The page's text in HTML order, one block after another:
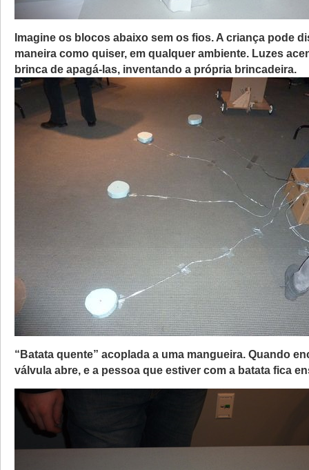
Imagine os blocos abaixo sem os fios. A criança pode
maneira como quiser, em qualquer ambiente. Luzes
brinca de apagá-las, inventando a própria brincadeira.
“Batata quente” acoplada a uma mangueira. Quando
válvula abre, e a pessoa que estiver com a batata fica